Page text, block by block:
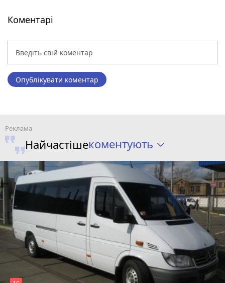
Коментарі
Опублікувати коментар
Найчастішекоментують